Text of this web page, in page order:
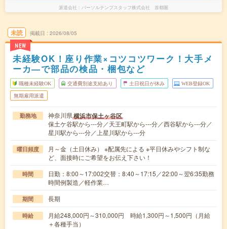
派遣会社 パーソルテンプスタッフ株式会社 首都圏
未読
NEW
掲載日 2026/08/05
未経験OK！座り作業×コツコツワーク！大手メ
ーカ―で部品の検品・梱包など
職種未経験OK 交通費別途支給あり 土日祝日が休み WEB登録OK
無期雇用派遣
勤務地 神奈川県横浜市保土ヶ谷区
保土ケ谷駅から---分／天王町駅から---分／西谷駅から---分／
星川駅から---分／上星川駅から---分
曜日頻度
月～金（土日休み） ※配属先による ※平日休みやシフト制な
ど、面接時にご希望をお伝え下さい！
時間
日勤：8:00～17:002交替：8:40～17:15／22:00～翌6:35勤務
時間例製造／軽作業…
期間 長期
時給
月給248,000円～310,000円 時給1,300円～1,500円（月給
＋各種手当）